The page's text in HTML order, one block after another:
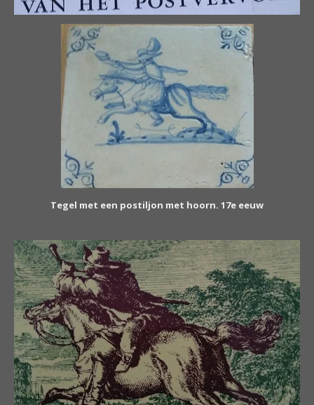
Tegel met een postiljon met hoorn. 17e eeuw